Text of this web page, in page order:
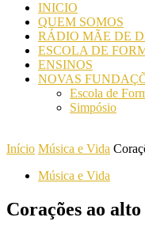
INICIO
QUEM SOMOS
RÁDIO MÃE DE
ESCOLA DE
ENSINOS
NOVAS
Escola de
Simpósio
Início Música e Vida
Música e Vida
Corações ao alto